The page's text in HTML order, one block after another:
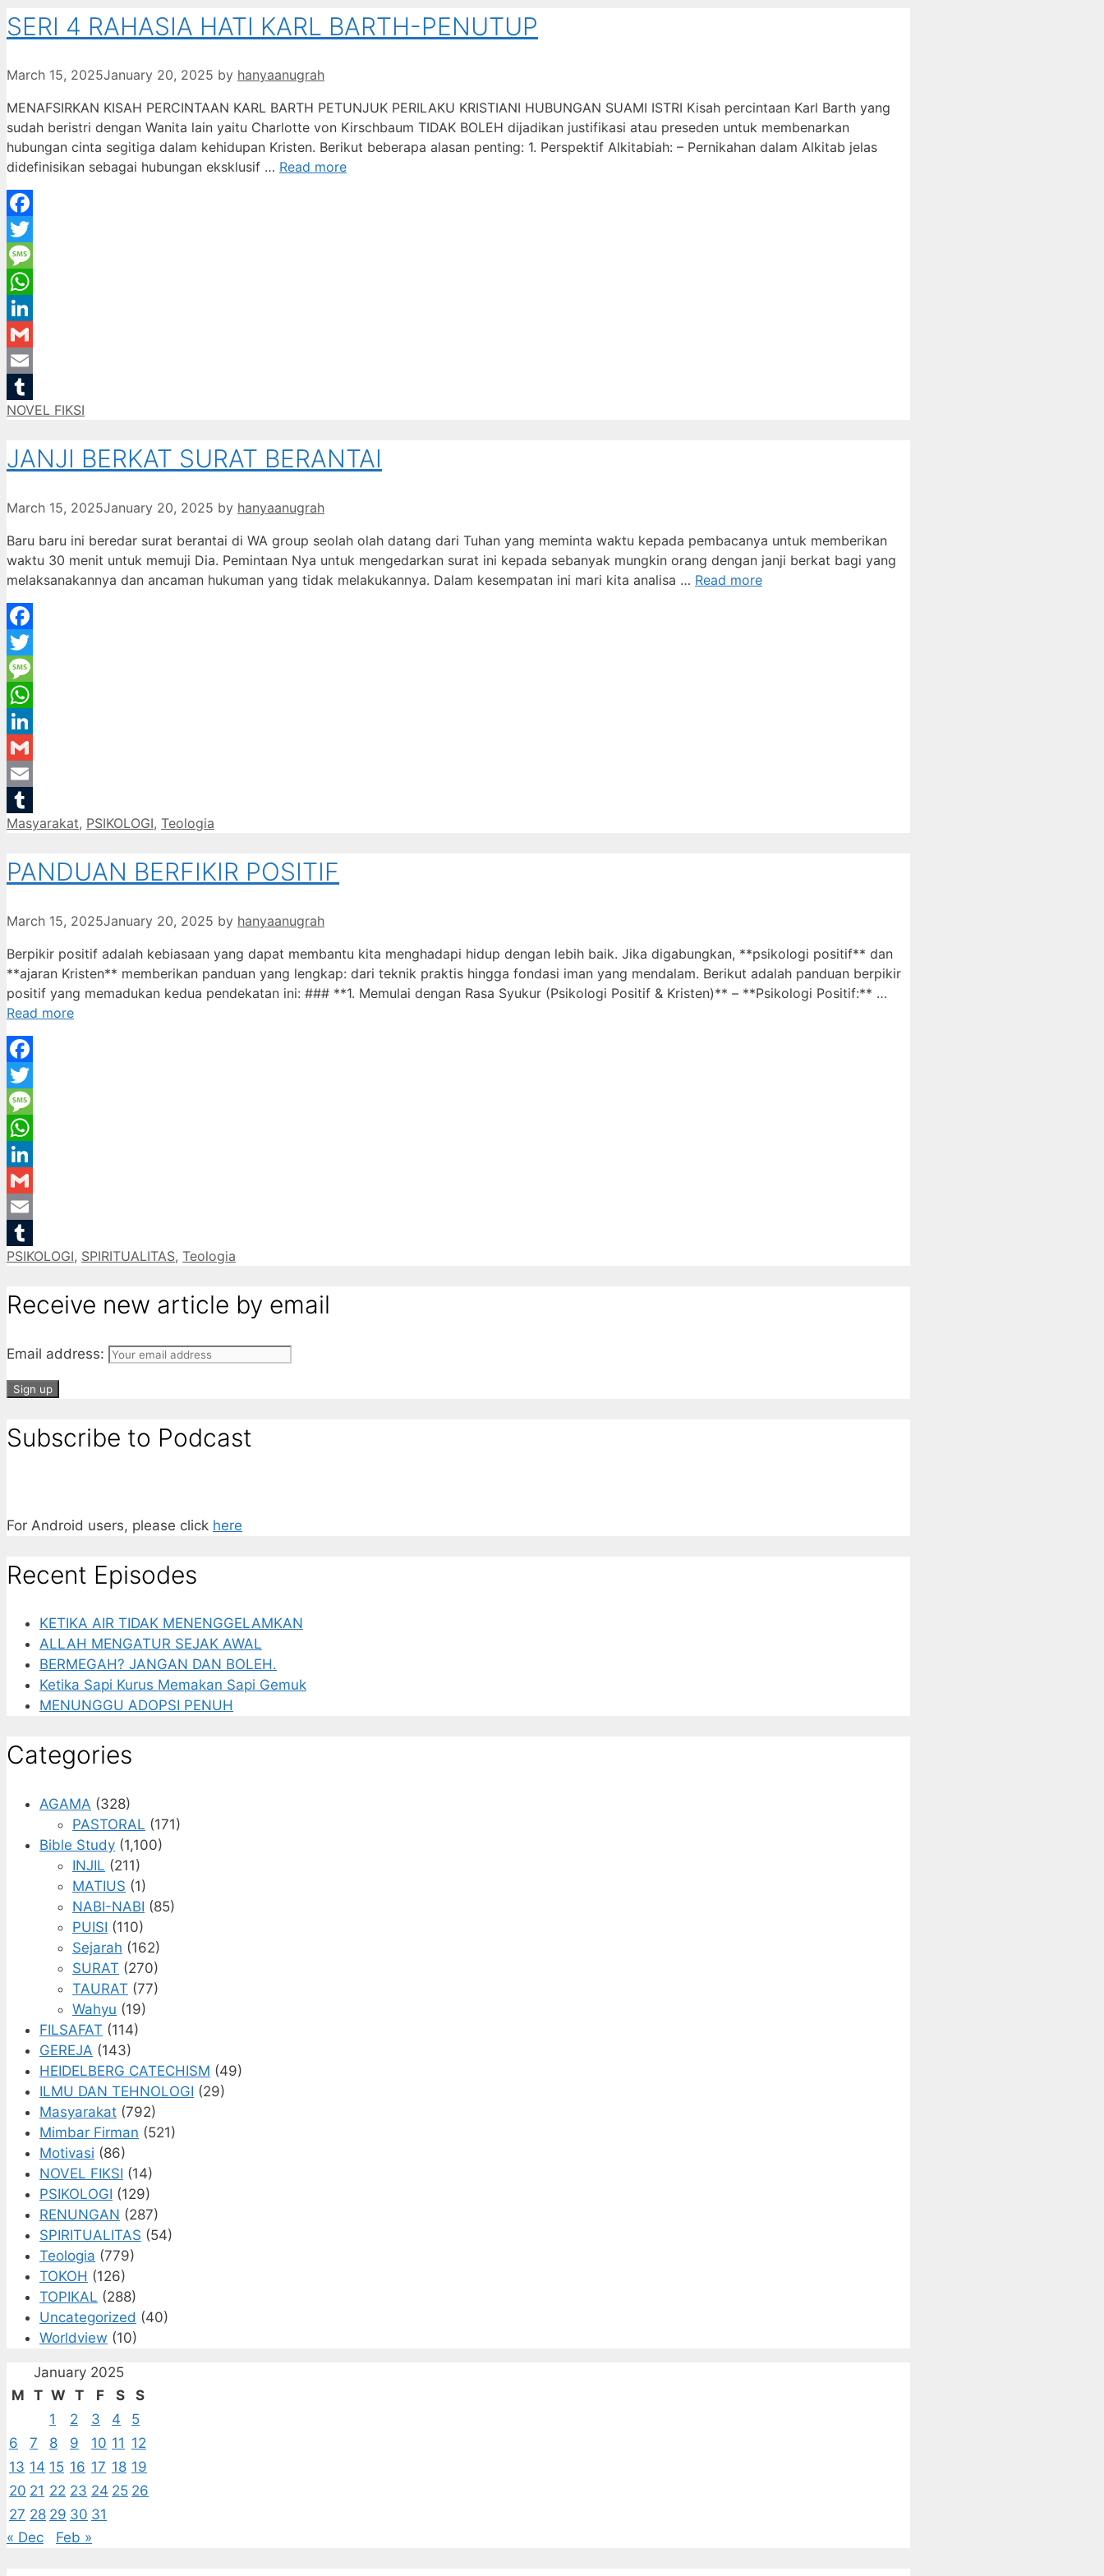
SERI 4 RAHASIA HATI KARL BARTH-PENUTUP
March 15, 2025January 20, 2025 by hanyaanugrah
MENAFSIRKAN KISAH PERCINTAAN KARL BARTH PETUNJUK PERILAKU KRISTIANI HUBUNGAN SUAMI ISTRI Kisah percintaan Karl Barth yang
sudah beristri dengan Wanita lain yaitu Charlotte von Kirschbaum TIDAK BOLEH dijadikan justifikasi atau preseden untuk membenarkan
hubungan cinta segitiga dalam kehidupan Kristen. Berikut beberapa alasan penting: 1. Perspektif Alkitabiah: – Pernikahan dalam Alkitab jelas
didefinisikan sebagai hubungan eksklusif … Read more
Facebook
Twitter
Message
WhatsApp
LinkedIn
Gmail
Email
Tumblr
Categories
NOVEL FIKSI
JANJI BERKAT SURAT BERANTAI
March 15, 2025January 20, 2025 by hanyaanugrah
Baru baru ini beredar surat berantai di WA group seolah olah datang dari Tuhan yang meminta waktu kepada pembacanya untuk memberikan
waktu 30 menit untuk memuji Dia. Pemintaan Nya untuk mengedarkan surat ini kepada sebanyak mungkin orang dengan janji berkat bagi yang
melaksanakannya dan ancaman hukuman yang tidak melakukannya. Dalam kesempatan ini mari kita analisa … Read more
Facebook
Twitter
Message
WhatsApp
LinkedIn
Gmail
Email
Tumblr
Categories
Masyarakat, PSIKOLOGI, Teologia
PANDUAN BERFIKIR POSITIF
March 15, 2025January 20, 2025 by hanyaanugrah
Berpikir positif adalah kebiasaan yang dapat membantu kita menghadapi hidup dengan lebih baik. Jika digabungkan, **psikologi positif** dan
**ajaran Kristen** memberikan panduan yang lengkap: dari teknik praktis hingga fondasi iman yang mendalam. Berikut adalah panduan berpikir
positif yang memadukan kedua pendekatan ini: ### **1. Memulai dengan Rasa Syukur (Psikologi Positif & Kristen)** – **Psikologi Positif:** …
Read more
Facebook
Twitter
Message
WhatsApp
LinkedIn
Gmail
Email
Tumblr
Categories
PSIKOLOGI, SPIRITUALITAS, Teologia
Receive new article by email
Email address:
Subscribe to Podcast
For Android users, please click here
Recent Episodes
KETIKA AIR TIDAK MENENGGELAMKAN
ALLAH MENGATUR SEJAK AWAL
BERMEGAH? JANGAN DAN BOLEH.
Ketika Sapi Kurus Memakan Sapi Gemuk
MENUNGGU ADOPSI PENUH
Categories
AGAMA (328)
PASTORAL (171)
Bible Study (1,100)
INJIL (211)
MATIUS (1)
NABI-NABI (85)
PUISI (110)
Sejarah (162)
SURAT (270)
TAURAT (77)
Wahyu (19)
FILSAFAT (114)
GEREJA (143)
HEIDELBERG CATECHISM (49)
ILMU DAN TEHNOLOGI (29)
Masyarakat (792)
Mimbar Firman (521)
Motivasi (86)
NOVEL FIKSI (14)
PSIKOLOGI (129)
RENUNGAN (287)
SPIRITUALITAS (54)
Teologia (779)
TOKOH (126)
TOPIKAL (288)
Uncategorized (40)
Worldview (10)
January 2025
M T W T F S
S
1
2 3 4
5
6
7 8 9 10 11 12
13 14 15 16 17 18 19
20 21 22 23 24 25 26
27 28 29 30 31
« Dec
Feb »